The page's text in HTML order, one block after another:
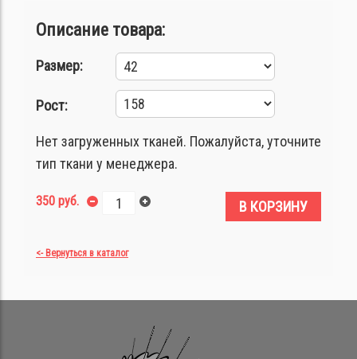
Описание товара:
Размер:
Рост:
Нет загруженных тканей. Пожалуйста, уточните
тип ткани у менеджера.
350 руб. В КОРЗИНУ
<- Вернуться в каталог